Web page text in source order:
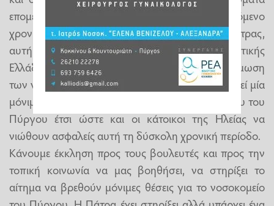
επομένως θα υπάρχει αύξηση νοσηλειών το επόμενο
χρονικό διάστημα αλλά και τα νοσοκομεία της Πάτρας,
αυτή τη στιγμή σηκώνουν το βάρος όλης της Δυτικής
Ελλάδας. Επομένως δεν είναι λύση η αποδυνάμωση
των νοσοκομείων της Πάτρας. Θα πρέπει να δοθεί μία
μόνιμη λύση για την στελέχωση του νοσοκομείου του
Πύργου έτσι ώστε και οι κάτοικοι της Ηλείας να
νιώθουν ασφαλείς αυτή τη δύσκολη χρονική περίοδο.
Κάνουμε έκκληση προς τους βουλευτές και προς την
τοπική κοινωνία να μας βοηθήσει, να στηρίξει το
αίτημα να βρεθούν μόνιμες θέσεις για το νοσοκομείο